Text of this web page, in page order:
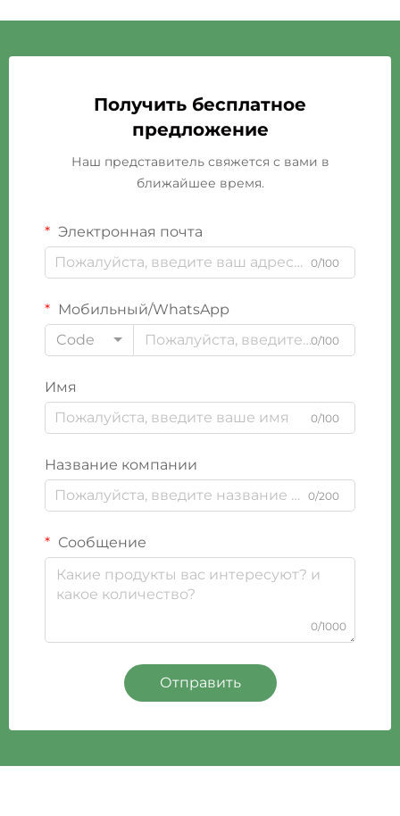
Получить бесплатное
предложение
Наш представитель свяжется с вами в
ближайшее время.
Электронная почта
0/100
Мобильный/WhatsApp
Code
0/100
Имя
0/100
Название компании
0/200
Сообщение
0/1000
Отправить